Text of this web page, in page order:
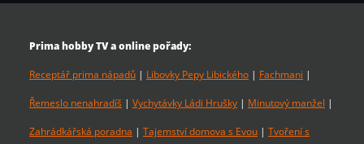
Prima hobby TV a online pořady:
Receptář prima nápadů | Libovky Pepy Libického | Fachmani |
Řemeslo nenahradíš | Vychytávky Ládi Hrušky | Minutový manžel |
Zahrádkářská poradna | Tajemství domova s Evou | Tvoření s